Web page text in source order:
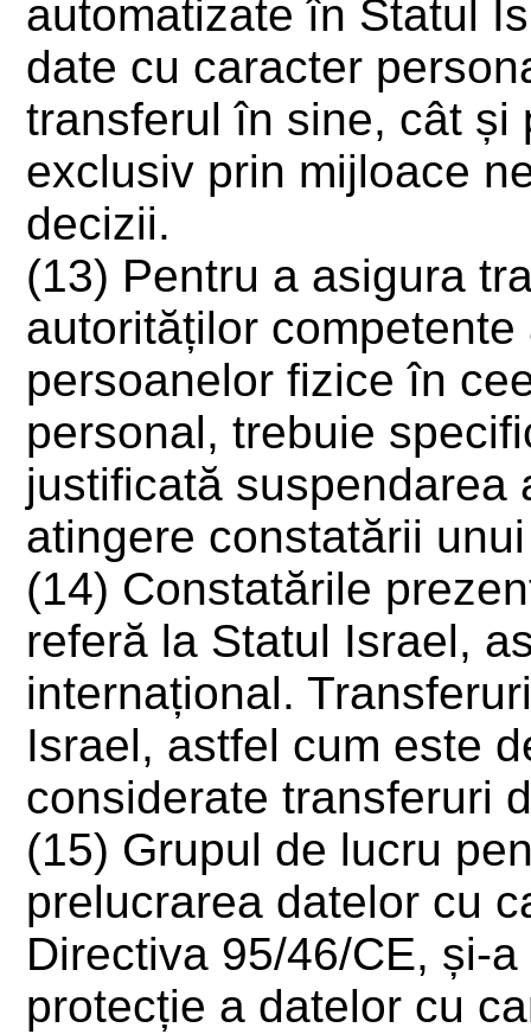
automatizate în Statul
date cu caracter
transferul în sine, cât și
exclusiv prin mijloace
decizii.
(13) Pentru a asigura
autorităților
persoanelor fizice în
personal, trebuie
justificată suspendarea
atingere constatării
(14) Constatările
referă la Statul Israel,
internațional.
Israel, astfel cum este
considerate transferuri
(15) Grupul de lucru
prelucrarea datelor cu
Directiva 95/46/CE, și-
protecție a datelor cu